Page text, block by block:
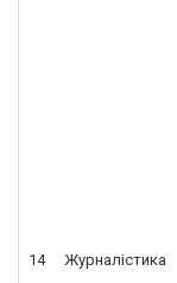
14 Журналістика